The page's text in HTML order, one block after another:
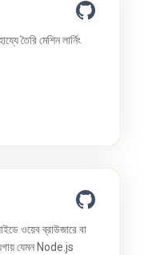
মেশিন লার্নিং
ওয়েব ব্রাউজারে বা
যেমন Node.js